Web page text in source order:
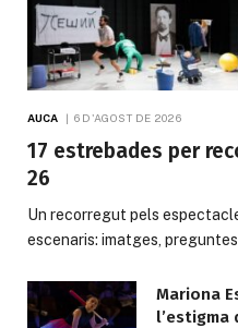
AUCA 6 D'AGOST DE 2026
17 estrebades per
26
Un recorregut pels
escenaris: imatges,
Mariona